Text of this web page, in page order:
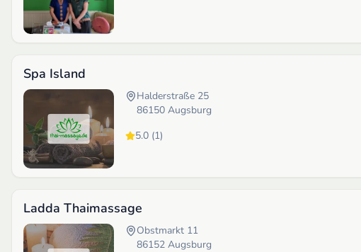
Spa Island
Halderstraße 25
86150 Augsburg
5.0 (1)
Ladda Thaimassage
Obstmarkt 11
86152 Augsburg